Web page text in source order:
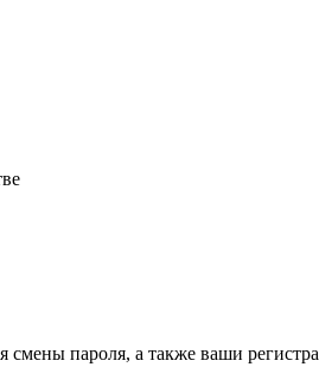
смены пароля, а также ваши